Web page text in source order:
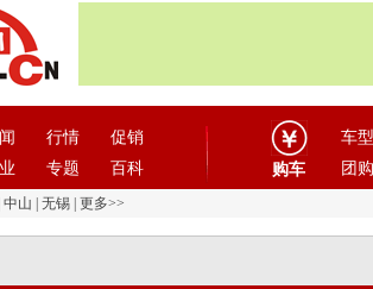
行情
促销
专题 百科 购车
车型
团购
中山 无锡 更多>>